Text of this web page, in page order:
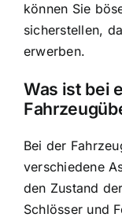
können Sie
sicherstellen,
erwerben.
Was ist bei
Bei der
verschiedene
den Zustand
Schlösser und